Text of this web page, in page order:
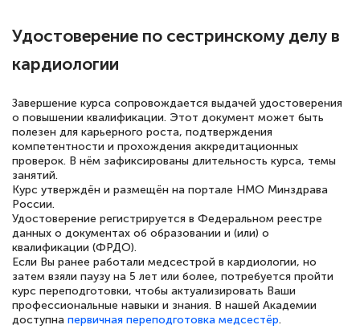
понятно! Проходила повышение
квалификации. Ещё раз - СПАСИБО!
Елена Петрикс
Знаток города 5 уровня
Всем добрый день! Я прошла курс
повышени каалификации по
специальности «Тренер-преподаватель
по тяжелой атлетике»! Хочется
подчеркуть, что при обращении
оперативно связались со мной
Удостоверение по сестринскому делу в
кардиологии
Завершение курса сопровождается выдачей удостоверения
о повышении квалификации. Этот документ может быть
полезен для карьерного роста, подтверждения
компетентности и прохождения аккредитационных
проверок. В нём зафиксированы длительность курса, темы
занятий.
Курс утверждён и размещён на портале НМО Минздрава
России.
Удостоверение регистрируется в Федеральном реестре
данных о документах об образовании и (или) о
квалификации (ФРДО).
Если Вы ранее работали медсестрой в кардиологии, но
затем взяли паузу на 5 лет или более, потребуется пройти
курс переподготовки, чтобы актуализировать Ваши
профессиональные навыки и знания. В нашей Академии
доступна первичная переподготовка медсестёр.